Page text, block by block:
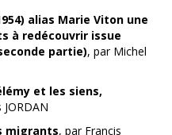
alias Marie Viton une
à redécouvrir issue
partie), par Michel
et les siens,
migrants, par Francis